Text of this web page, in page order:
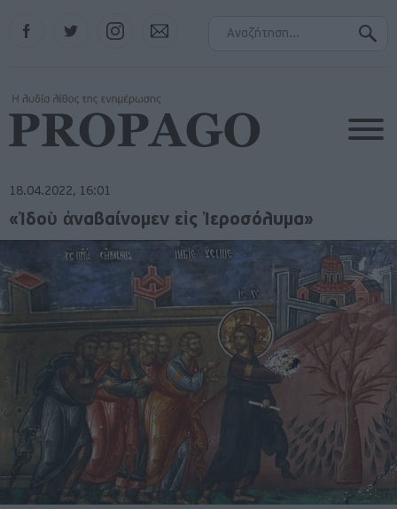
Instagram
18.04.2022, 16:01
«Ἰδοὺ ἀναβαίνομεν εἰς Ἱεροσόλυμα»